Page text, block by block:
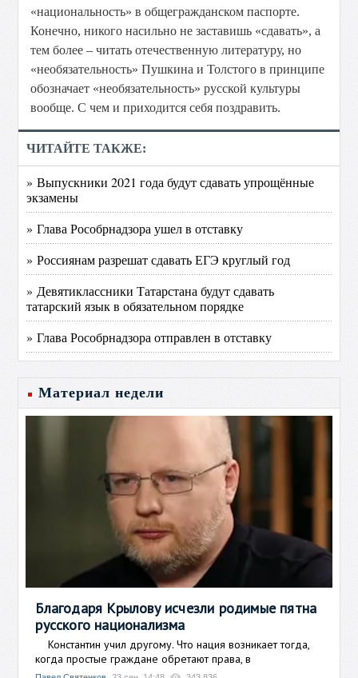
«национальность» в общегражданском паспорте.
Конечно, никого насильно не заставишь «сдавать», а
тем более – читать отечественную литературу, но
«необязательность» Пушкина и Толстого в принципе
обозначает «необязательность» русской культуры
вообще. С чем и приходится себя поздравить.
ЧИТАЙТЕ ТАКЖЕ:
» Выпускники 2021 года будут сдавать упрощённые
экзамены
» Глава Рособрнадзора ушел в отставку
» Россиянам разрешат сдавать ЕГЭ круглый год
» Девятиклассники Татарстана будут сдавать
татарский язык в обязательном порядке
» Глава Рособрнадзора отправлен в отставку
Материал недели
Благодаря Крылову исчезли родимые пятна
русского национализма
Константин учил другому. Что нация возникает тогда,
когда простые граждане обретают права, в